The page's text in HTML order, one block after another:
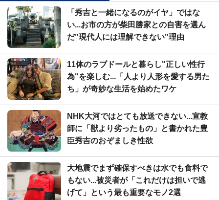
「秀吉と一緒になるのがイヤ」ではな
い...お市の方が柴田勝家との自害を選ん
だ"現代人には理解できない"理由
11体のラブドールと暮らし"正しい性行
為"を楽しむ...「人より人形を愛する男た
ち」が奇妙な生活を始めたワケ
NHK大河ではとても放送できない...宣教
師に「獣より劣ったもの」と書かれた豊
臣秀吉のおぞましき性欲
大地震でまず確保すべきは水でも食料で
もない...被災者が「これだけは担いで逃
げて」という最も重要なモノ2選